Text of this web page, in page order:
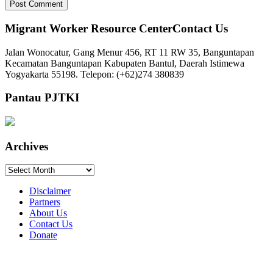
Migrant Worker Resource CenterContact Us
Jalan Wonocatur, Gang Menur 456, RT 11 RW 35, Banguntapan
Kecamatan Banguntapan Kabupaten Bantul, Daerah Istimewa
Yogyakarta 55198. Telepon: (+62)274 380839
Pantau PJTKI
Archives
Archives
Disclaimer
Partners
About Us
Contact Us
Donate